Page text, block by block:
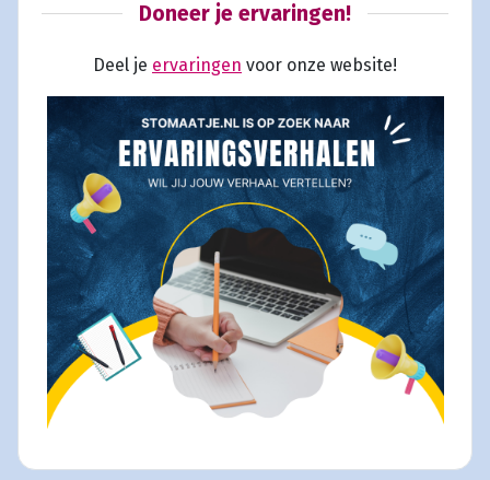
Doneer je ervaringen!
Deel je ervaringen voor onze website!